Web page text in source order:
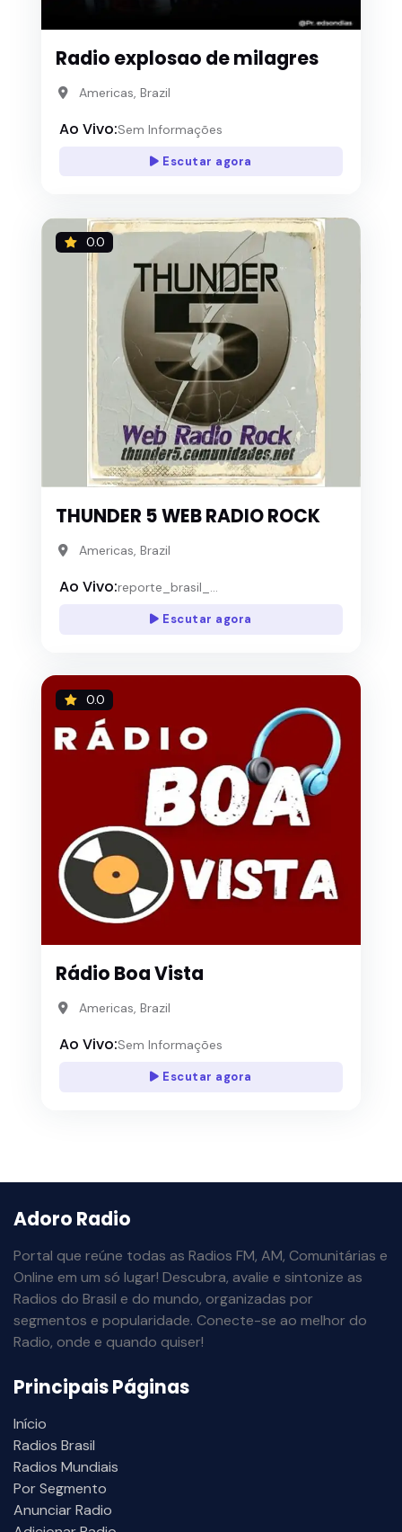
Radio explosao de milagres
Americas, Brazil
Ao Vivo:Sem Informações
Escutar agora
0.0
THUNDER 5 WEB RADIO ROCK
Americas, Brazil
Ao Vivo:reporte_brasil_...
Escutar agora
0.0
Rádio Boa Vista
Americas, Brazil
Ao Vivo:Sem Informações
Escutar agora
Adoro Radio
Portal que reúne todas as Radios FM, AM, Comunitárias e
Online em um só lugar! Descubra, avalie e sintonize as
Radios do Brasil e do mundo, organizadas por
segmentos e popularidade. Conecte-se ao melhor do
Radio, onde e quando quiser!
Principais Páginas
Início
Radios Brasil
Radios Mundiais
Por Segmento
Anunciar Radio